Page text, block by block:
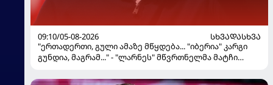
09:10/05-08-2026
ᲡᲮᲕᲐᲓᲐᲡᲮᲕᲐ
"ერთადერთი, გული ამაზე მწყდება... "იბერია" კარგი
გუნდია, მაგრამ..." - "ლარნეს" მწვრთნელმა მატჩი
მოჰყავს